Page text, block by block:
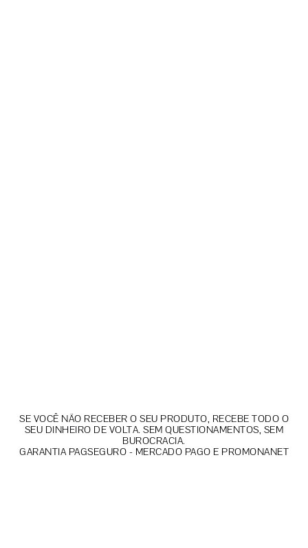
SE VOCÊ NÃO RECEBER O SEU PRODUTO, RECEBE TODO O
SEU DINHEIRO DE VOLTA. SEM QUESTIONAMENTOS, SEM
BUROCRACIA.
GARANTIA PAGSEGURO - MERCADO PAGO E PROMONANET